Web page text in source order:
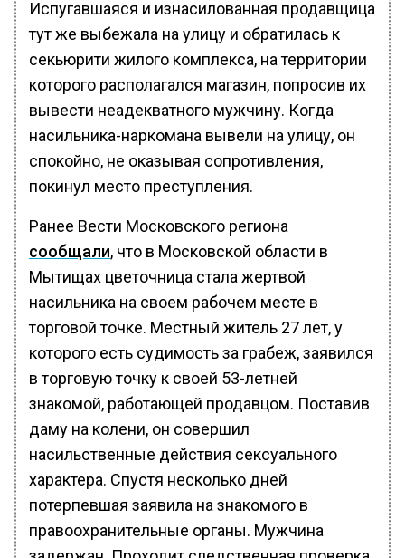
Испугавшаяся и изнасилованная продавщица
тут же выбежала на улицу и обратилась к
секьюрити жилого комплекса, на территории
которого располагался магазин, попросив их
вывести неадекватного мужчину. Когда
насильника-наркомана вывели на улицу, он
спокойно, не оказывая сопротивления,
покинул место преступления.
Ранее Вести Московского региона
сообщали, что в Московской области в
Мытищах цветочница стала жертвой
насильника на своем рабочем месте в
торговой точке. Местный житель 27 лет, у
которого есть судимость за грабеж, заявился
в торговую точку к своей 53-летней
знакомой, работающей продавцом. Поставив
даму на колени, он совершил
насильственные действия сексуального
характера. Спустя несколько дней
потерпевшая заявила на знакомого в
правоохранительные органы. Мужчина